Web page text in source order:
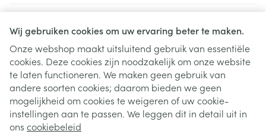
Wij gebruiken cookies om uw ervaring beter te maken.
Onze webshop maakt uitsluitend gebruik van essentiële
cookies. Deze cookies zijn noodzakelijk om onze website
te laten functioneren. We maken geen gebruik van
andere soorten cookies; daarom bieden we geen
mogelijkheid om cookies te weigeren of uw cookie-
instellingen aan te passen. We leggen dit in detail uit in
ons cookiebeleid
Juridische links